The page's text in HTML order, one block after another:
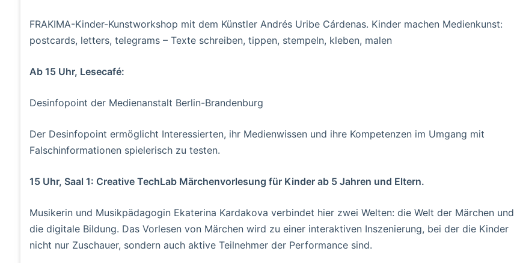
FRAKIMA-Kinder-Kunstworkshop mit dem Künstler Andrés Uribe Cárdenas. Kinder machen Medienkunst:
postcards, letters, telegrams – Texte schreiben, tippen, stempeln, kleben, malen
Ab 15 Uhr, Lesecafé:
Desinfopoint der Medienanstalt Berlin-Brandenburg
Der Desinfopoint ermöglicht Interessierten, ihr Medienwissen und ihre Kompetenzen im Umgang mit
Falschinformationen spielerisch zu testen.
15 Uhr, Saal 1: Creative TechLab Märchenvorlesung für Kinder ab 5 Jahren und Eltern.
Musikerin und Musikpädagogin Ekaterina Kardakova verbindet hier zwei Welten: die Welt der Märchen und
die digitale Bildung. Das Vorlesen von Märchen wird zu einer interaktiven Inszenierung, bei der die Kinder
nicht nur Zuschauer, sondern auch aktive Teilnehmer der Performance sind.